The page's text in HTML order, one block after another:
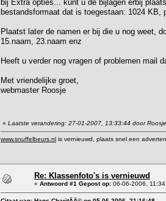
bij Extra opties... kunt u de bijlagen erbij
bestandsformaat dat is toegestaan: 1024 KB,
Plaatst later de namen er bij die u nog weet,
15.naam, 23.naam enz
Heeft u verder nog vragen of problemen mail
Met vriendelijke groet,
webmaster Roosje
« Laatste verandering: 27-01-2007, 13:33:44 door Roosje
www.snuffelbeurs.nl is vernieuwd, plaats snel een
Re: Klassenfoto's is vernieuwd
« Antwoord #1 Gepost op: 06-06-2006,